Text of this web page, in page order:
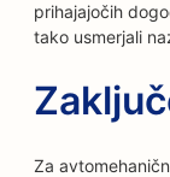
prihajajočih
tako usmerjali
Za